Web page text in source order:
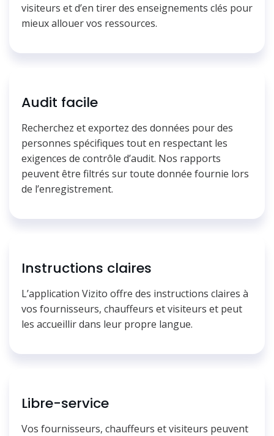
visiteurs et d’en tirer des enseignements clés pour
mieux allouer vos ressources.
Audit facile
Recherchez et exportez des données pour des
personnes spécifiques tout en respectant les
exigences de contrôle d’audit. Nos rapports
peuvent être filtrés sur toute donnée fournie lors
de l’enregistrement.
Instructions claires
L’application Vizito offre des instructions claires à
vos fournisseurs, chauffeurs et visiteurs et peut
les accueillir dans leur propre langue.
Libre-service
Vos fournisseurs, chauffeurs et visiteurs peuvent